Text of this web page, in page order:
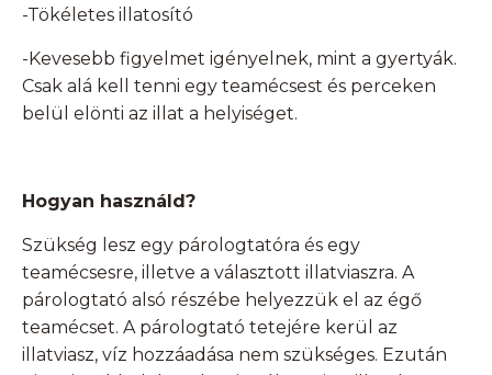
-Tökéletes illatosító
-Kevesebb figyelmet igényelnek, mint a gyertyák.
Csak alá kell tenni egy teamécsest és perceken
belül elönti az illat a helyiséget.
Hogyan használd?
Szükség lesz egy párologtatóra és egy
teamécsesre, illetve a választott illatviaszra. A
párologtató alsó részébe helyezzük el az égő
teamécset. A párologtató tetejére kerül az
illatviasz, víz hozzáadása nem szükséges. Ezután